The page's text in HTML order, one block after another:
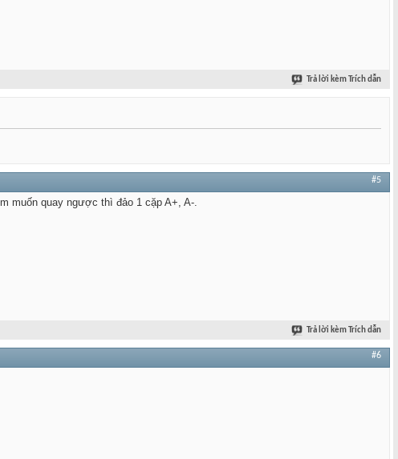
Trả lời kèm Trích dẫn
#5
muốn quay ngược thì đảo 1 cặp A+, A-.
Trả lời kèm Trích dẫn
#6